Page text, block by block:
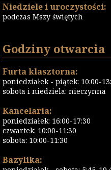
Niedziele i uroczystości:
podczas Mszy świętych
Godziny otwarcia
Furta klasztorna:
poniedziałek - piątek: 10:00-
sobota i niedziela: nieczynna
Kancelaria:
poniedziałek: 16:00-17:30
czwartek: 10:00-11:30
sobota: 10:00-11:30
Bazylika: